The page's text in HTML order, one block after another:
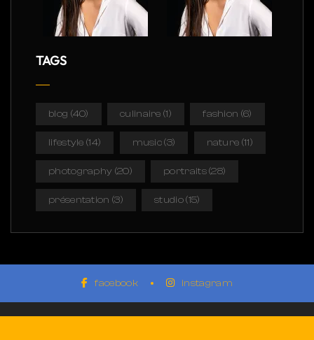
TAGS
blog (40) culinaire (1) fashion (6)
lifestyle (14) music(3) nature (11)
photography (20) portraits(28)
présentation (3) studio(15)
facebook instagram